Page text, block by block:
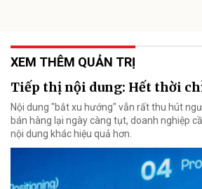
XEM THÊM QUẢN TRỊ
Tiếp thị nội dung: Hết thời
Nội dung "bắt xu hướng" vẫn rất thu hút
bán hàng lại ngày càng tụt, doanh nghiệp
nội dung khác hiệu quả hơn.